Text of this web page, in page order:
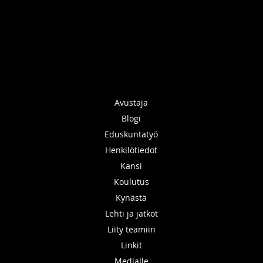
Avustaja
Blogi
Eduskuntatyö
Henkilötiedot
Kansi
Koulutus
Kynästä
Lehti ja jatkot
Liity teamiin
Linkit